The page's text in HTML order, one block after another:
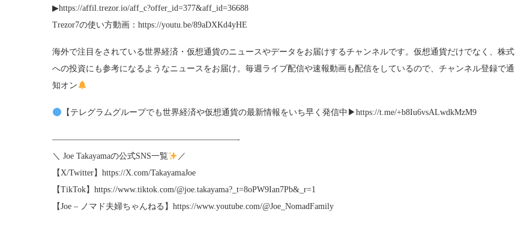
▶︎https://affil.trezor.io/aff_c?offer_id=377&aff_id=36688
Trezor7の使い方動画：https://youtu.be/89aDXKd4yHE
海外で注目をされている世界経済・仮想通貨のニュースやデータをお届けするチャンネルです。仮想通貨だけでなく、株式
への投資にも参考になるようなニュースをお届け。毎週ライブ配信や速報動画も配信をしているので、チャンネル登録で通
知オン
【テレグラムグループでも世界経済や仮想通貨の最新情報をいち早く発信中▶︎https://t.me/+b8Iu6vsALwdkMzM9
——————————————————————-
＼ Joe Takayamaの公式SNS一覧
／
【X/Twitter】https://X.com/TakayamaJoe
【TikTok】https://www.tiktok.com/@joe.takayama?_t=8oPW9Ian7Pb&_r=1
【Joe – ノマド夫婦ちゃんねる】https://www.youtube.com/@Joe_NomadFamily